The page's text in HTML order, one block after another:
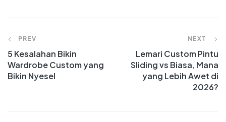
PREV
5 Kesalahan Bikin
Wardrobe Custom yang
Bikin Nyesel
NEXT
Lemari Custom Pintu
Sliding vs Biasa, Mana
yang Lebih Awet di
2026?